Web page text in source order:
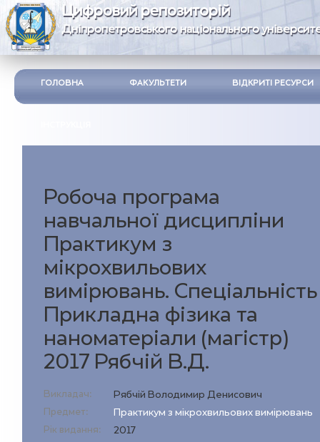
Цифровий репозиторій
Дніпропетровського національного
ГОЛОВНА ФАКУЛЬТЕТИ ВІДКРИТІ РЕСУРСИ
Робоча програма
навчальної дисципліни
Практикум з
мікрохвильових
вимірювань. Спеціальність
Прикладна фізика та
наноматеріали (магістр)
2017 Рябчій В.Д.
Викладач: Рябчій Володимир Денисович
Предмет: Практикум з мікрохвильових вимірювань
Рік видання: 2017